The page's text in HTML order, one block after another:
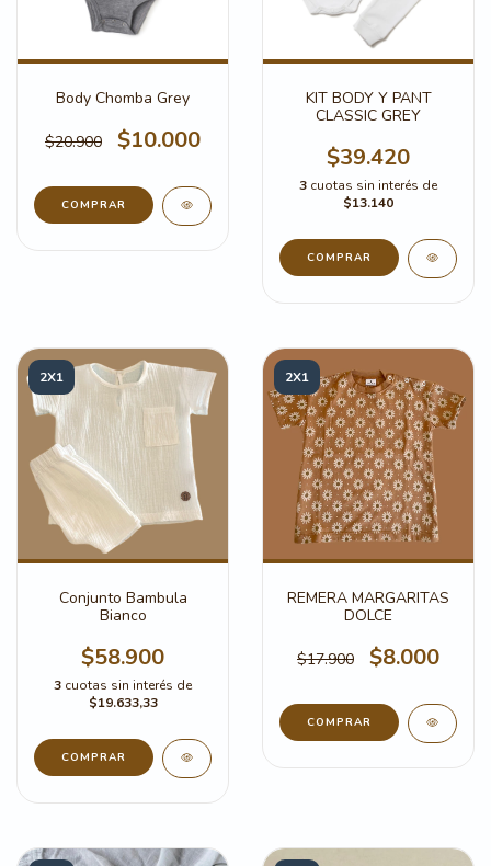
Body Chomba Grey
$20.900 $10.000
COMPRAR
KIT BODY Y PANT
CLASSIC GREY
$39.420
3 cuotas sin interés de
$13.140
COMPRAR
2X1
Conjunto Bambula
Bianco
$58.900
3 cuotas sin interés de
$19.633,33
COMPRAR
2X1
REMERA MARGARITAS
DOLCE
$17.900 $8.000
COMPRAR